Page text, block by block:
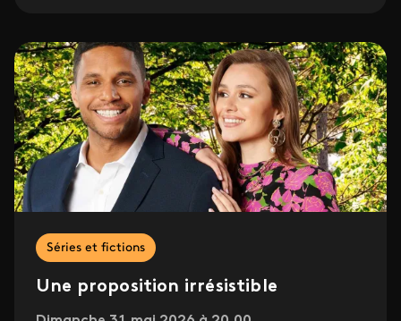
Séries et fictions
Une proposition irrésistible